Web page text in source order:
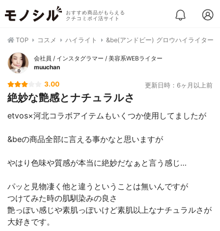
おすすめ商品がもらえる
クチコミポイ活サイト
TOP コスメ ハイライト &be(アンドビー) グロウハイライター
会社員 / インスタグラマー / 美容系WEBライター
muuchan
3.00 更新日時：6ヶ月以上前
絶妙な艶感とナチュラルさ
etvos×河北コラボアイテムもいくつか使用してましたが
&beの商品全部に言える事かなと思いますが
やはり色味や質感が本当に絶妙だなぁと言う感じ…
パッと見物凄く他と違うということは無いんですが
つけてみた時の肌馴染みの良さ
艶っぽい感じや素肌っぽいけど素肌以上なナチュラルさが
大好きです。